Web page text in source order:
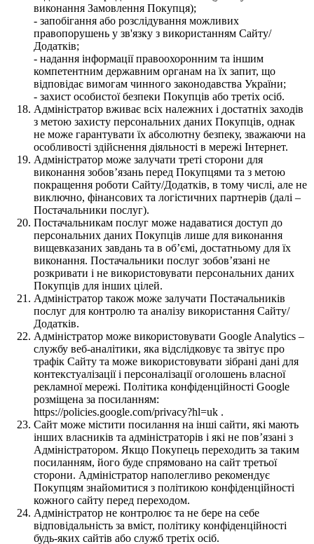
виконання Замовлення Покупця);
- запобігання або розслідування можливих
правопорушень у зв'язку з використанням Сайту/
Додатків;
- надання інформації правоохоронним та іншим
компетентним державним органам на їх запит, що
відповідає вимогам чинного законодавства України;
- захист особистої безпеки Покупців або третіх осіб.
Адміністратор вживає всіх належних і достатніх заходів
з метою захисту персональних даних Покупців, однак
не може гарантувати їх абсолютну безпеку, зважаючи на
особливості здійснення діяльності в мережі Інтернет.
Адміністратор може залучати треті сторони для
виконання зобов’язань перед Покупцями та з метою
покращення роботи Сайту/Додатків, в тому числі, але не
виключно, фінансових та логістичних партнерів (далі –
Постачальники послуг).
Постачальникам послуг може надаватися доступ до
персональних даних Покупців лише для виконання
вищевказаних завдань та в об’ємі, достатньому для їх
виконання. Постачальники послуг зобов’язані не
розкривати і не використовувати персональних даних
Покупців для інших цілей.
Адміністратор також може залучати Постачальників
послуг для контролю та аналізу використання Сайту/
Додатків.
Адміністратор може використовувати Google Analytics –
службу веб-аналітики, яка відслідковує та звітує про
трафік Сайту та може використовувати зібрані дані для
контекстуалізації і персоналізації оголошень власної
рекламної мережі. Політика конфіденційності Google
розміщена за посиланням:
https://policies.google.com/privacy?hl=uk .
Сайт може містити посилання на інші сайти, які мають
інших власників та адміністраторів і які не пов’язані з
Адміністратором. Якщо Покупець переходить за таким
посиланням, його буде спрямовано на сайт третьої
сторони. Адміністратор наполегливо рекомендує
Покупцям знайомитися з політикою конфіденційності
кожного сайту перед переходом.
Адміністратор не контролює та не бере на себе
відповідальність за вміст, політику конфіденційності
будь-яких сайтів або служб третіх осіб.